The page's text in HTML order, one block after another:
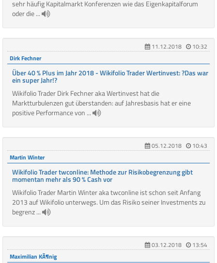
sehr häufig Kapitalmarkt Konferenzen wie das Eigenkapitalforum
oder die ...
11.12.2018
10:32
Dirk Fechner
Über 40 % Plus im Jahr 2018 - Wikifolio Trader Wertinvest: ?Das war
ein super Jahr!?
Wikifolio Trader Dirk Fechner aka Wertinvest hat die
Marktturbulenzen gut überstanden: auf Jahresbasis hat er eine
positive Performance von ...
05.12.2018
10:43
Martin Winter
Wikifolio Trader twconline: Methode zur Risikobegrenzung gibt
momentan mehr als 90 % Cash vor
Wikifolio Trader Martin Winter aka twconline ist schon seit Anfang
2013 auf Wikifolio unterwegs. Um das Risiko seiner Investments zu
begrenz ...
03.12.2018
13:54
Maximilian KÃ¶nig